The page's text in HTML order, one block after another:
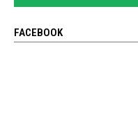
FACEBOOK